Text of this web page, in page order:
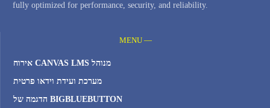
fully optimized for performance, security, and reliability.
MENU —
אירוח CANVAS LMS מנוהל
מערכת ועידת וידאו פרטית
הדגמה של BIGBLUEBUTTON